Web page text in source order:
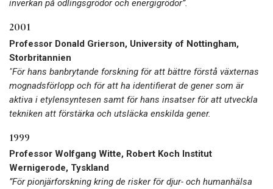
inverkan på odlingsgrödor och energigrödor”.
2001
Professor Donald Grierson, University of Nottingham,
Storbritannien
"För hans banbrytande forskning för att bättre förstå växternas
mognadsförlopp och för att ha identifierat de gener som är
aktiva i etylensyntesen samt för hans insatser för att utveckla
tekniken att förstärka och utsläcka enskilda gener.
1999
Professor Wolfgang Witte, Robert Koch Institut
Wernigerode, Tyskland
”För pionjärforskning kring de risker för djur- och humanhälsa